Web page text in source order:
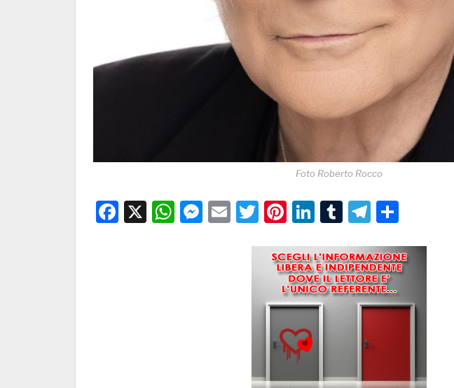
Foto Roberto Rocco
Facebook
X WhatsApp
Messenger
EmailTwitter
Pinterest
LinkedIn
TumblrTelegram